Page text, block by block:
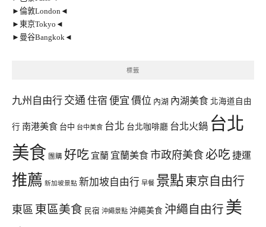
►倫敦London◄
►東京Tokyo◄
►曼谷Bangkok◄
標籤
九州自由行 交通 住宿 便宜 價位 內湖 內湖美食 北海道自由
行 南港美食 台中 台中美食 台北 台北咖啡廳 台北火鍋 台北
美食 團購 好吃 宜蘭 宜蘭美食 市政府美食必吃 捷運
推薦 新加坡景點 新加坡自由行 早餐 景點東京自由行
東區 東區美食 民宿 沖繩景點 沖繩美食 沖繩自由行 美